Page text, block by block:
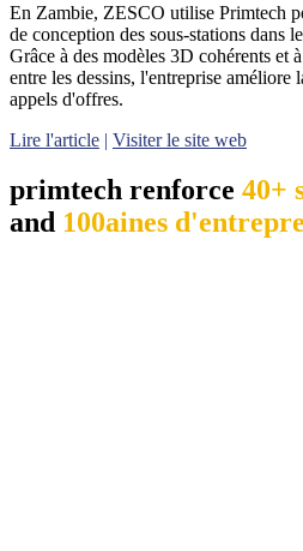
En Zambie, ZESCO utilise Primtech
de conception des sous-stations dans
Grâce à des modèles 3D cohérents et
entre les dessins, l'entreprise améliore
appels d'offres.
Lire l'article | Visiter le site web
primtech renforce 40+
and 100aines